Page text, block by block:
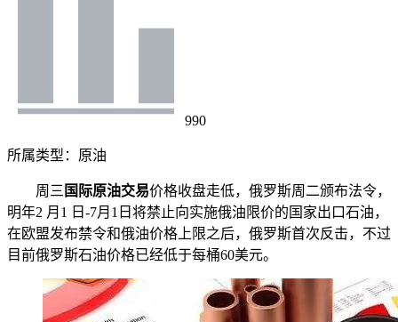
990
所属类型： 原油
周三 国际原油交易价格收盘走低，俄罗斯周二颁布法令，
明年2 月1 日-7月1日将禁止向实施俄油限价的国家出口石油，
在欧盟发布禁令和俄油价格上限之后，俄罗斯首次反击，不过
目前俄罗斯石油价格已经低于每桶60美元。